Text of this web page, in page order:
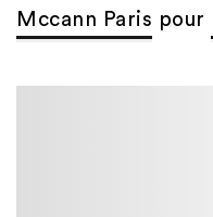
Mccann Paris pour